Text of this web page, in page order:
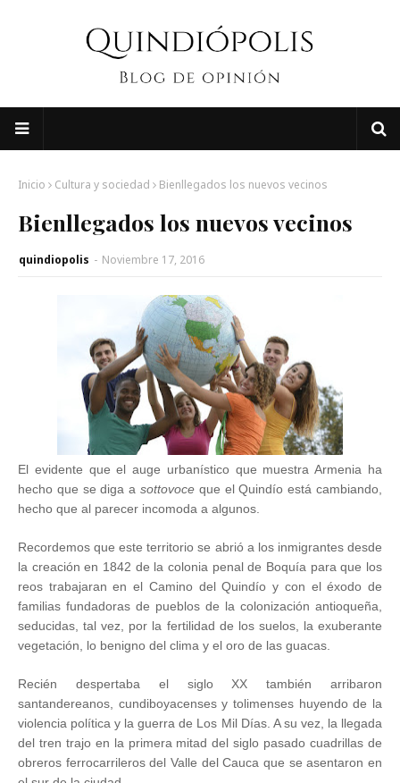
Inicio Cultura y sociedad Bienllegados los nuevos vecinos
Bienllegados los nuevos vecinos
quindiopolis - Noviembre 17, 2016
El evidente que el auge urbanístico que muestra Armenia ha
hecho que se diga a sottovoce que el Quindío está cambiando,
hecho que al parecer incomoda a algunos.
Recordemos que este territorio se abrió a los inmigrantes desde
la creación en 1842 de la colonia penal de Boquía para que los
reos trabajaran en el Camino del Quindío y con el éxodo de
familias fundadoras de pueblos de la colonización antioqueña,
seducidas, tal vez, por la fertilidad de los suelos, la exuberante
vegetación, lo benigno del clima y el oro de las guacas.
Recién despertaba el siglo XX también arribaron
santandereanos, cundiboyacenses y tolimenses huyendo de la
violencia política y la guerra de Los Mil Días. A su vez, la llegada
del tren trajo en la primera mitad del siglo pasado cuadrillas de
obreros ferrocarrileros del Valle del Cauca que se asentaron en